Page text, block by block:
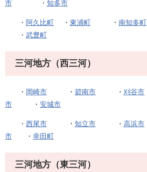
市 ・ 知多市
・ 阿久比町 ・ 東浦町 ・ 南知多町
・ 武豊町
三河地方（西三河）
・ 岡崎市 ・ 碧南市 ・ 刈谷市
市 ・ 安城市
・ 西尾市 ・ 知立市 ・ 高浜市
市 ・ 幸田町
三河地方（東三河）